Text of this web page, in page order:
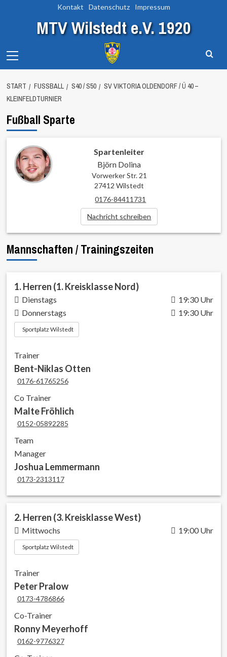
Kontakt Datenschutz Impressum
MTV Wilstedt e.V. 1920
Menu
START FUSSBALL S40 / S50
SV VIKTORIA OLDENDORF / Ü 40 –
KLEINFELDTURNIER
Fußball Sparte
Spartenleiter
Björn Dolina
Vorwerker Str. 21
27412 Wilstedt
0176-84411731
Nachricht schreiben
Mannschaften / Trainingszeiten
1. Herren (1. Kreisklasse Nord)
Dienstags
19:30 Uhr
Donnerstags
19:30 Uhr
Sportplatz Wilstedt
Trainer
Bent-Niklas Otten
0176-61765256
Co Trainer
Malte Fröhlich
0152-05892285
Team
Manager
Joshua Lemmermann
0173-2313117
2. Herren (3. Kreisklasse West)
Mittwochs 19:00 Uhr
Sportplatz Wilstedt
Trainer
Peter Pralow
0173-4786866
Co-Trainer
Ronny Meyerhoff
0162-9776327